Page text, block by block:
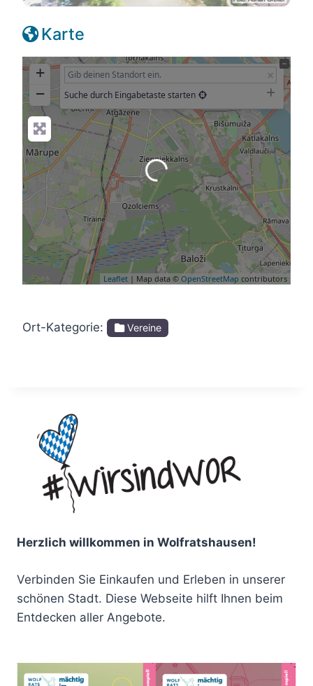
Karte
+
−
Suche durch Eingabetaste starten
Leaflet | Map data © OpenStreetMap contributors
Wird geladen …
Ort-Kategorie: Vereine
Herzlich willkommen in Wolfratshausen!
Verbinden Sie Einkaufen und Erleben in unserer
schönen Stadt. Diese Webseite hilft Ihnen beim
Entdecken aller Angebote.